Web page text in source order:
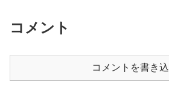
コメント
コメントを書き